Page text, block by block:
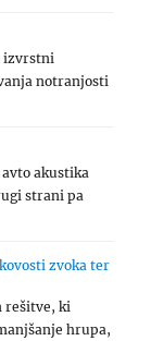
izvrstni
notranjosti
akustika
strani pa
zvoka ter
rešitve, ki
hrupa,